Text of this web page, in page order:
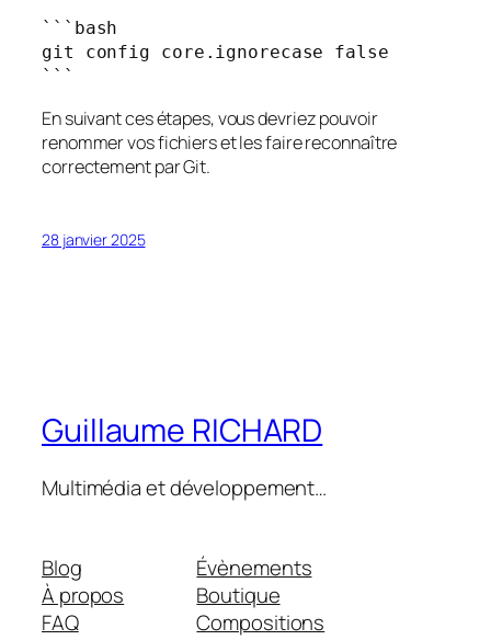
```bash
git config core.ignorecase false
```
En suivant ces étapes, vous devriez pouvoir
renommer vos fichiers et les faire reconnaître
correctement par Git.
28 janvier 2025
Guillaume RICHARD
Multimédia et développement…
Blog
À propos
FAQ
Évènements
Boutique
Compositions